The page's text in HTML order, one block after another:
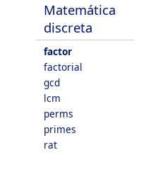
Matemática
discreta
factor
factorial
gcd
lcm
perms
primes
rat